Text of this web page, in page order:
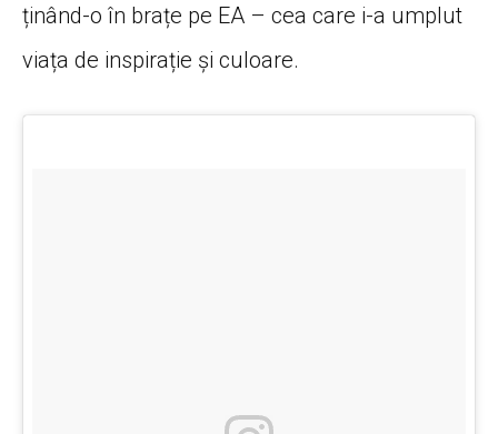
ținând-o în brațe pe EA – cea care i-a umplut
viața de inspirație și culoare.